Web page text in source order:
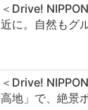
＜Drive!
近に。自然もグ
＜Drive!
高地」で、絶景